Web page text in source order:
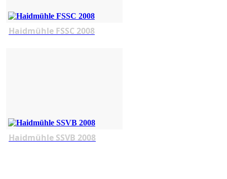
Haidmühle FSSC 2008
Haidmühle SSVB 2008